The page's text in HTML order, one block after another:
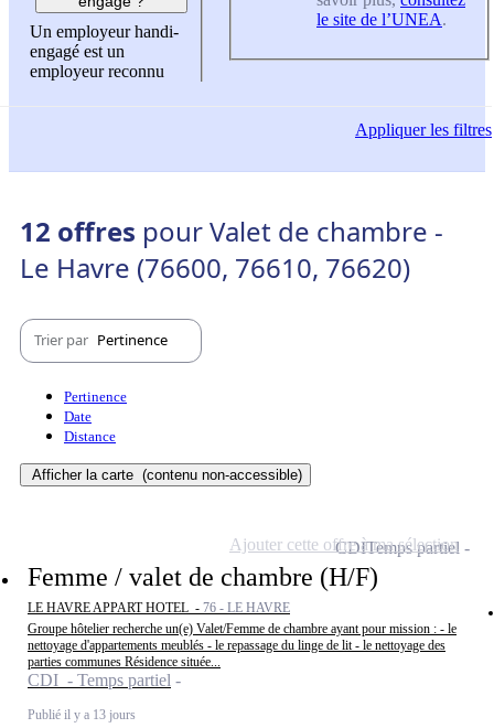
Un employeur handi-
engagé est un
employeur reconnu
le site de l’UNEA.
Appliquerles filtres
12 offres pour Valet de chambre -
Le Havre (76600, 76610, 76620)
Trier par Pertinence
Pertinence
Date
Distance
Afficher la carte (contenu non-accessible)
Femme / valet de chambre (H/F)
LE HAVRE APPART HOTEL - 76 - LE HAVRE
Groupe hôtelier recherche un(e) Valet/Femme de chambre ayant pour mission : - le
nettoyage d'appartements meublés - le repassage du linge de lit - le nettoyage des
parties communes Résidence située...
CDI - Temps partiel
Publié il y a 13 jours
CDITemps partiel
Ajouter cette offre à ma sélection